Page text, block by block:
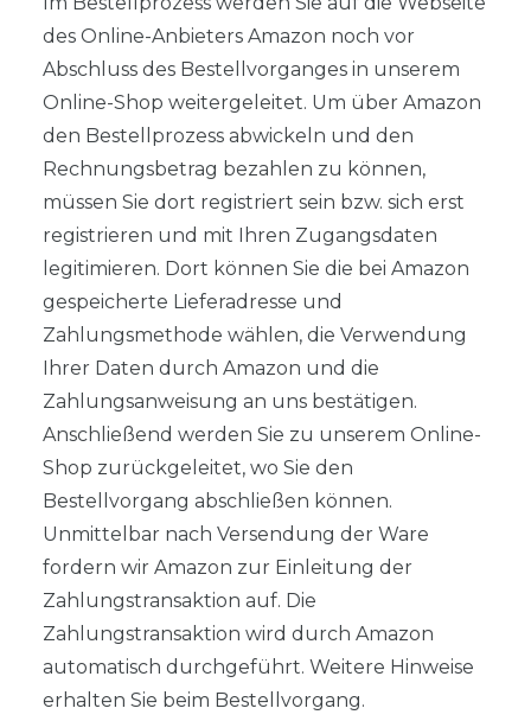
des Online-Anbieters Amazon noch vor
Abschluss des Bestellvorganges in unserem
Online-Shop weitergeleitet. Um über Amazon
den Bestellprozess abwickeln und den
Rechnungsbetrag bezahlen zu können,
müssen Sie dort registriert sein bzw. sich erst
registrieren und mit Ihren Zugangsdaten
legitimieren. Dort können Sie die bei Amazon
gespeicherte Lieferadresse und
Zahlungsmethode wählen, die Verwendung
Ihrer Daten durch Amazon und die
Zahlungsanweisung an uns bestätigen.
Anschließend werden Sie zu unserem Online-
Shop zurückgeleitet, wo Sie den
Bestellvorgang abschließen können.
Unmittelbar nach Versendung der Ware
fordern wir Amazon zur Einleitung der
Zahlungstransaktion auf. Die
Zahlungstransaktion wird durch Amazon
automatisch durchgeführt. Weitere Hinweise
erhalten Sie beim Bestellvorgang.